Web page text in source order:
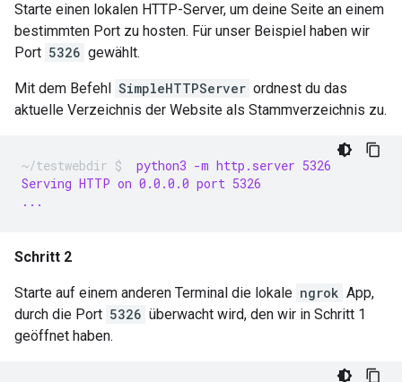
Starte einen lokalen HTTP-Server, um deine Seite an einem
bestimmten Port zu hosten. Für unser Beispiel haben wir
Port 5326 gewählt.
Mit dem Befehl SimpleHTTPServer ordnest du das
aktuelle Verzeichnis der Website als Stammverzeichnis zu.
python3 -m http.server 5326
Serving HTTP on 0.0.0.0 port 5326
...
Schritt 2
Starte auf einem anderen Terminal die lokale ngrok App,
durch die Port 5326 überwacht wird, den wir in Schritt 1
geöffnet haben.